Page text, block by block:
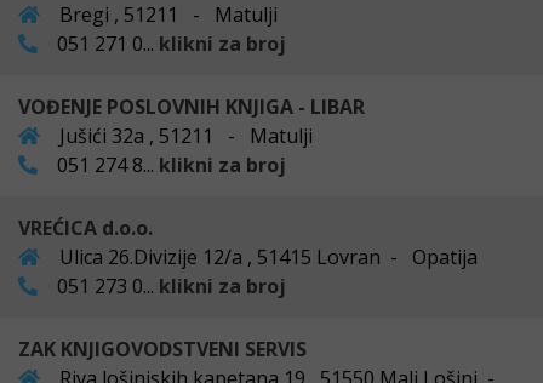
Bregi , 51211 - Matulji
051 271 0... klikni za broj
VOĐENJE POSLOVNIH KNJIGA - LIBAR
Jušići 32a , 51211 - Matulji
051 274 8... klikni za broj
VREĆICA d.o.o.
Ulica 26.Divizije 12/a , 51415 Lovran - Opatija
051 273 0... klikni za broj
ZAK KNJIGOVODSTVENI SERVIS